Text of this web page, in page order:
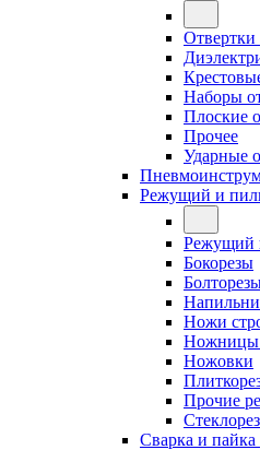
Отвертки
Наборы
Плоские
Прочее
Ударные
Режущий и
Режущий
Бокорезы
Ножи
Ножницы
Ножовки
Прочие
Сварка и пайка